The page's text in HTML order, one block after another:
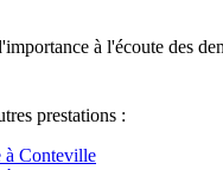
à l'écoute des
prestations :
à Conteville